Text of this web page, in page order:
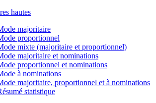
hautes
majoritaire
proportionnel
mixte (majoritaire et proportionnel)
majoritaire et nominations
proportionnel et nominations
à nominations
majoritaire, proportionnel et à nominations
statistique